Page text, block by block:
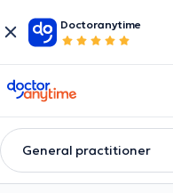
Doctoranytime
doctoranytime
General practitioner